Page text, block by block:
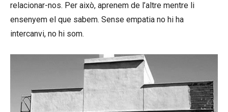
relacionar-nos. Per això, aprenem de l’altre mentre li
ensenyem el que sabem. Sense empatia no hi ha
intercanvi, no hi som.